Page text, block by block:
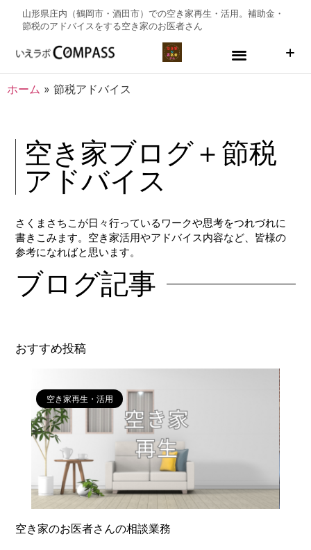
山形県庄内（鶴岡市・酒田市）での空き家再生・活用。補助金・
節税のアドバイスをする空き家のお医者さん
ホーム » 節税アドバイス
空き家ブログ＋節税
アドバイス
さくまさちこが日々行っているワークや思考をつれづれに
書きこみます。空き家活用やアドバイス内容など、皆様の
参考になればと思います。
ブログ記事
おすすめ投稿
空き家再生・活用
空き家のお医者さんの相談業務